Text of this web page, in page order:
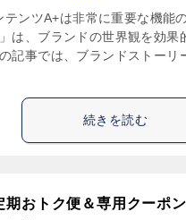
ンツA+は非常に重要な機能
は、ブランドの世界観を効果
記事では、ブランドストーリ
続きを読む
期おトク便＆専用クーポ